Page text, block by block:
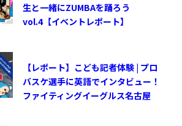
生と一緒にZUMBAを踊ろう
vol.4【イベントレポート】
【レポート】こども記者体験 | プロ
バスケ選手に英語でインタビュー！
ファイティングイーグルス名古屋